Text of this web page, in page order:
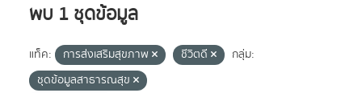
พบ 1 ชุดข้อมูล
แท็ค: การส่งเสริมสุขภาพ ชีวิตดี
กลุ่ม:
ชุดข้อมูลสาธารณสุข